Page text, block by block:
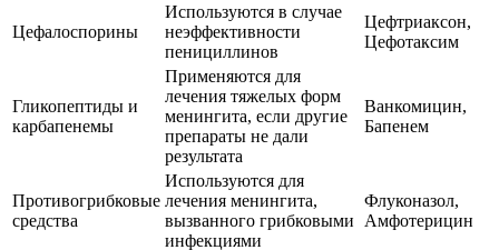
Цефалоспорины
Используются в случае
неэффективности
пенициллинов
Цефтриаксон,
Цефотаксим
Гликопептиды и
карбапенемы
Применяются для
лечения тяжелых форм
менингита, если другие
препараты не дали
результата
Ванкомицин,
Бапенем
Противогрибковые
средства
Используются для
лечения менингита,
вызванного грибковыми
инфекциями
Флуконазол,
Амфотерицин